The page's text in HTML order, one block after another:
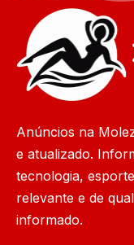
Anúncios na
e atualizado.
tecnologia,
relevante e de
informado.